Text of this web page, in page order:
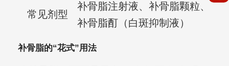
常见剂型
补骨脂注射液、补骨脂颗粒、
补骨脂酊（白斑抑制液）
补骨脂的“花式”用法